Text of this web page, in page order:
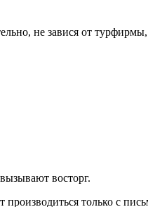
не завися от
восторг.
только с